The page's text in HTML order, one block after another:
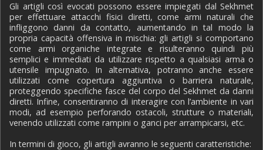
Gli artigli così evocati possono essere impiegati dal Sekhmet
per effettuare attacchi fisici diretti, come armi naturali che
infliggono danni da contatto, aumentando in tal modo la
propria capacità offensiva in mischia: gli artigli si comportano
come armi organiche integrate e risulteranno quindi più
semplici e immediati da utilizzare rispetto a qualsiasi arma o
utensile impugnato. In alternativa, potranno anche essere
utilizzati come copertura aggiuntiva o barriera naturale,
proteggendo specifiche fasce del corpo del Sekhmet da danni
diretti. Infine, consentiranno di interagire con l’ambiente in vari
modi, ad esempio perforando ostacoli, strutture o materiali,
venendo utilizzati come rampini o ganci per arrampicarsi, etc.
In termini di gioco, gli artigli avranno le seguenti caratteristiche: